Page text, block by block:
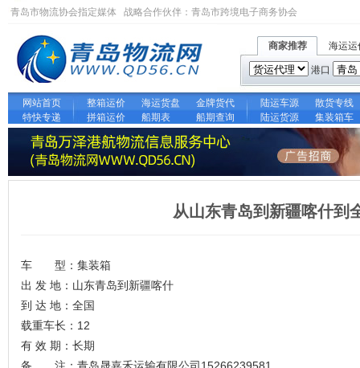
青岛市物流协会指定媒体 战略合作伙伴： 青岛市跨境电子商务协会
商家推荐 海运运
港口
网站首页 整箱运价 海运货盘 金牌货代 陆运车源
散货专线
特快专递
拼箱运价 船期表 船期查询 陆运货源 集装箱车
从山东青岛到新疆喀什到
车 型：集装箱
出 发 地：山东青岛到新疆喀什
到 达 地：全国
载重车长：12
有 效 期：长期